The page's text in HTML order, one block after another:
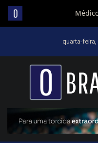
quarta-
Um diário de